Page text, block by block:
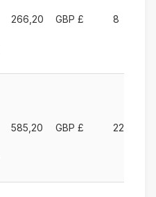
266,20 GBP £ 8
585,20 GBP £ 22